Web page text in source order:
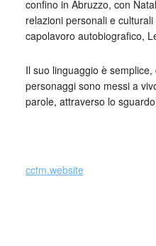
confino in Abruzzo, con
relazioni personali e
capolavoro autobiografico,
Il suo linguaggio è
personaggi sono messi a
parole, attraverso lo
cctm.website